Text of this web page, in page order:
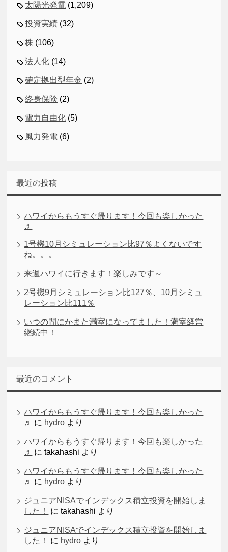
太陽光発電 (1,209)
投資実績 (32)
株 (106)
法人化 (14)
確定拠出型年金 (2)
終身保険 (2)
電力自由化 (5)
風力発電 (6)
最近の投稿
ハワイからもうすぐ帰ります！今回も楽しかった
♬
1号機10月シミュレーション比97％よくないです
ね。。。
来週ハワイに行きます！楽しみです～
2号機9月シミュレーション比127％、10月シミュ
レーション比111％
いつの間にかまた満室になってました！満室経営
継続中！
最近のコメント
ハワイからもうすぐ帰ります！今回も楽しかった
♬
に hydro より
ハワイからもうすぐ帰ります！今回も楽しかった
♬
にtakahashi より
ハワイからもうすぐ帰ります！今回も楽しかった
♬
に hydro より
ジュニアNISAでインデックス積立投資を開始しま
した！
にtakahashi より
ジュニアNISAでインデックス積立投資を開始しま
した！
に hydro より